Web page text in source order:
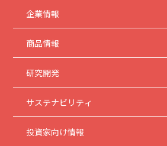
トラブル、ならびにその他の損害についても、当社
本サイトのサービスの中止、変更など
本サイトのサービスは予告なく中止、または内容や
す。あらかじめご了承ください。
取扱説明書は、商品をご購入いただいたお客様のた
企業情報
商品情報
研究開発
サステナビリティ
投資家向け情報